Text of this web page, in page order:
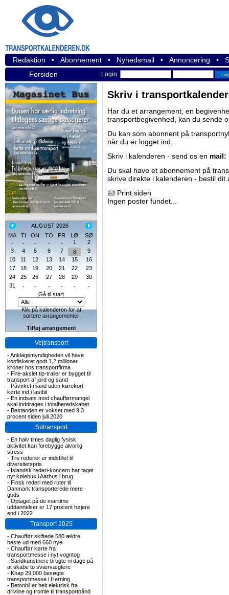
Redaktion • Abonnement • Nyhedsmail • Annoncering •
Forsiden
Login
AUGUST 2026
MA
TI ON TO FR LØ
SØ
-
- - - - 1
2
3
4 5 6 7 8
9
10
11 12 13 14 15
16
17
18 19 20 21 22
23
24
25 26 27 28 29
30
31
- - - - -
-
Gå til start
Klik på kalenderen for at
sortere arrangementer
Tilføj arrangement
Vejtransport
-Anklagemyndigheden vil have
konfiskeret godt 1,2 millioner
kroner hos transportfirma
- Fire-akslet tip-trailer er bygget til
transport af jord og sand
- Påvirket mand uden kørekort
kørte ind i lastbil
- En indsats mod chaufførmangel
skal inddrages i totalberedskabet
- Bestanden er vokset med 9,3
procent siden juli 2020
Søtransport
- En halv times daglig fysisk
aktivitet kan forebygge alvorlig
stress
- Tre rederier er indstillet til
diversitetspris
- Islandsk rederi-koncern har taget
nyt kølehus i Aarhus i brug
- Finsk rederi med ruter til
Danmark transporterede mere
gods
- Optaget på de maritime
uddannelser er 17 procent højere
end i 2022
Transport 2025
- Chauffør skiftede 580 ældre
heste ud med 660 nye
- Chauffør kørte fra
transportmesse i nyt vogntog
- Sandkunstnere brugte ni dage på
at skabe to sværvægtere
- Knap 29.000 besøgte
transportmesse i Herning
- Betonbil er helt elektrisk fra
drivline og tromle til transportbånd
Skriv i
Har du et arrangement, en
transportbegivenhed, kan du sende
Du kan som abonnent på
når du er logget ind.
Skriv i kalenderen - send os en mail:
Du skal have et abonnement på
skrive direkte i kalenderen - bestil dit
Print siden
Ingen poster fundet...